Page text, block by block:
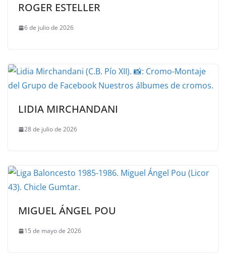
ROGER ESTELLER
6 de julio de 2026
LIDIA MIRCHANDANI
28 de julio de 2026
MIGUEL ÁNGEL POU
15 de mayo de 2026